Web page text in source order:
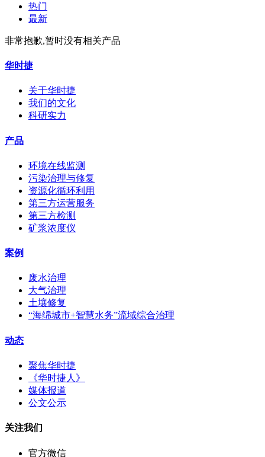
热门
最新
非常抱歉,暂时没有相关产品
华时捷
关于华时捷
我们的文化
科研实力
产品
环境在线监测
污染治理与修复
资源化循环利用
第三方运营服务
第三方检测
矿浆浓度仪
案例
废水治理
大气治理
土壤修复
“海绵城市+智慧水务”流域综合治理
动态
聚焦华时捷
《华时捷人》
媒体报道
公文公示
关注我们
官方微信